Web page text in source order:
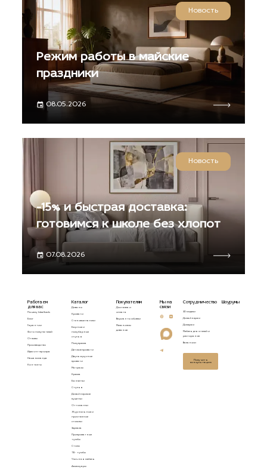
Новость
Режим работы в майские
праздники
08.05.2026
Новость
-15% и быстрая доставка:
готовимся к школе без хлопот
07.08.2026
Работаем
для вас
Почему Idealbeds
Блог
Гарантии
Фото покупателей
Отзывы
Производство
Идеи интерьера
Наша команда
Контакты
Каталог
Диваны
Кровати
Стеновые панели
Барные и
полубарные
стулья
Полукресла
Детские кровати
Двухъярусные
кровати
Матрасы
Кресла
Банкетки
Стулья
Дизайнерские
кушетки
Оттоманки
Журнальные и
приставные
столики
Зеркала
Прикроватные
тумбы
Столы
ТВ - тумбы
Уличная мебель
Аксессуары
Покупателям
Доставка и
оплата
Варианты обивки
Механизмы
диванов
Мы на
связи
Сотрудничество
3D модели
Дизайнерам
Дилерам
Мебель для отелей и
ресторанов
Вакансии
Получить
консультацию
Шоурумы